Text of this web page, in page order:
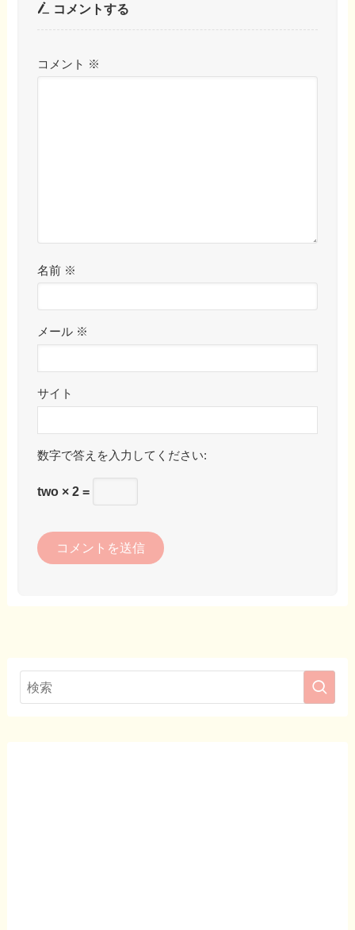
コメントする
コメント ※
名前 ※
メール ※
サイト
数字で答えを入力してください:
two × 2 =